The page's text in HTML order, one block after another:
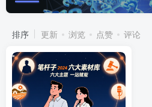
排序 更新 浏览 点赞 评论